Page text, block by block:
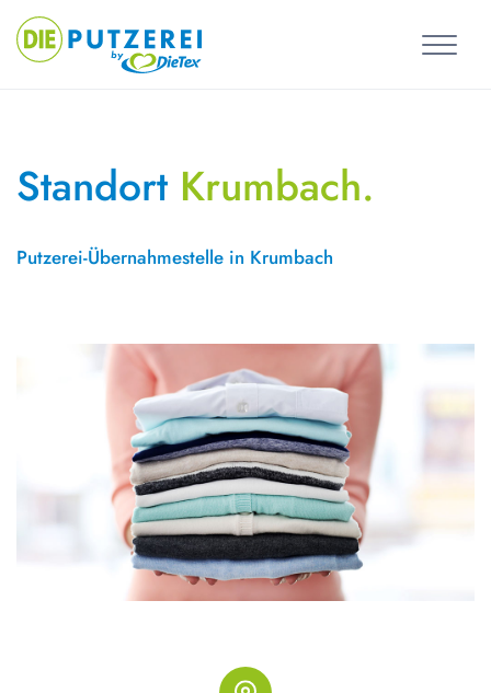
Skip
content
Standort Krumbach.
Putzerei-Übernahmestelle in Krumbach